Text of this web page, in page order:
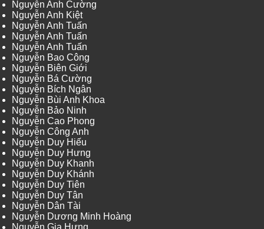
Nguyễn Anh Cường
Nguyễn Anh Kiệt
Nguyễn Anh Tuấn
Nguyễn Anh Tuấn
Nguyễn Anh Tuấn
Nguyễn Bao Công
Nguyễn Biên Giới
Nguyễn Bá Cường
Nguyễn Bích Ngân
Nguyễn Bùi Anh Khoa
Nguyễn Bảo Ninh
Nguyễn Cao Phong
Nguyễn Công Anh
Nguyễn Duy Hiếu
Nguyễn Duy Hưng
Nguyễn Duy Khanh
Nguyễn Duy Khánh
Nguyễn Duy Tiên
Nguyễn Duy Tân
Nguyễn Dân Tài
Nguyễn Dương Minh Hoàng